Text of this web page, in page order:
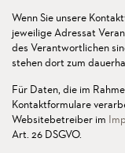
Wenn Sie unsere
jeweilige Adressat
des Verantwortlichen
stehen dort zum
Für Daten, die im
Kontaktformulare
Websitebetreiber im
Art. 26 DSGVO.